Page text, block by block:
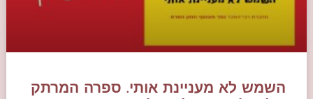
השמש לא מעניינת אותי. ספרה המרתק